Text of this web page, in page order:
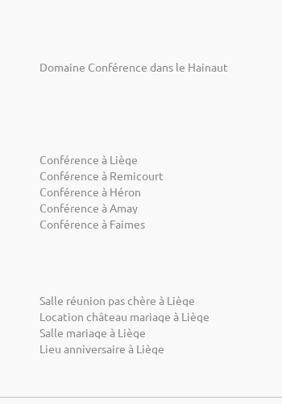
Domaine Conférence dans le Hainaut
Conférence à Liège
Conférence à Remicourt
Conférence à Héron
Conférence à Amay
Conférence à Faimes
Salle réunion pas chère à Liège
Location château mariage à Liège
Salle mariage à Liège
Lieu anniversaire à Liège